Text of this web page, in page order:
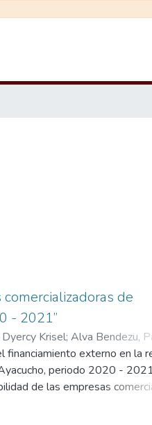
de
- 2021”
Krisel; Alva Bendezu,
financiamiento externo en la
periodo 2020 -
de las empresas
de investigación